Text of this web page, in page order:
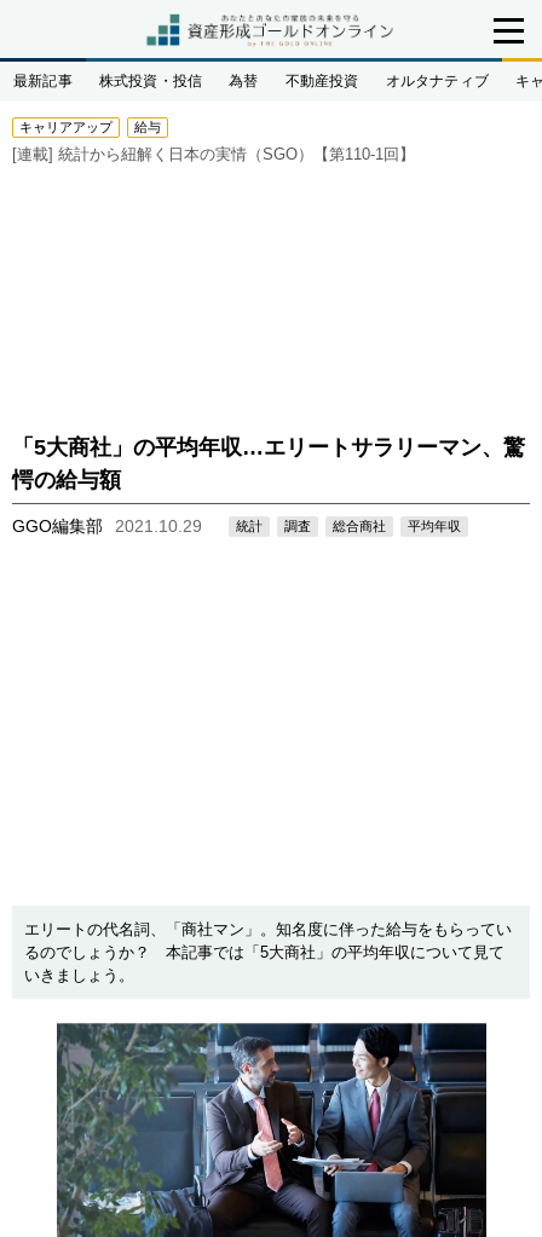
最新記事 株式投資・投信 為替 不動産投資 オルタナティブ キ
キャリアアップ 給与
[連載] 統計から紐解く日本の実情（SGO）【第110-1回】
「5大商社」の平均年収…エリートサラリーマン、驚
愕の給与額
GGO編集部 2021.10.29 統計 調査 総合商社 平均年収
エリートの代名詞、「商社マン」。知名度に伴った給与をもらってい
るのでしょうか？ 本記事では「5大商社」の平均年収について見て
いきましょう。